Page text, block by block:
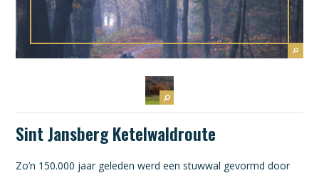
Sint Jansberg Ketelwaldroute
Zo’n 150.000 jaar geleden werd een stuwwal gevormd door